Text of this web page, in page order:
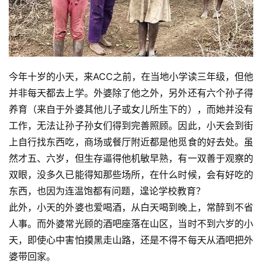
今年十岁的小天，来ACC之前，在当地小学读三年级，但他
并非每天都去上学。外婆除了他之外，另外还有六个孙子得
养育（来自于外婆其他儿子或女儿所生下的），而她并没有
工作，无法让孙子孙女们得到完善照顾。因此，小天会到街
上自行找东西吃，商场或餐厅附近都是他觅食的好去处。虽
然才五、六岁，但生存逼得他机敏早熟，有一双善于观察的
双眼，没多久已能得知那些场所，在什么时候，会有好吃的
东西，也因为连温饱都有问题，遑论学校教育？
此外，小天的外婆也爱喝酒，从白天喝到晚上，常醉到不省
人事。而外婆常光顾的酒吧座落在山区，当时不到六岁的小
天，即使心中害怕摸黑走山路，还是不得不每天从酒吧把外
婆带回家。